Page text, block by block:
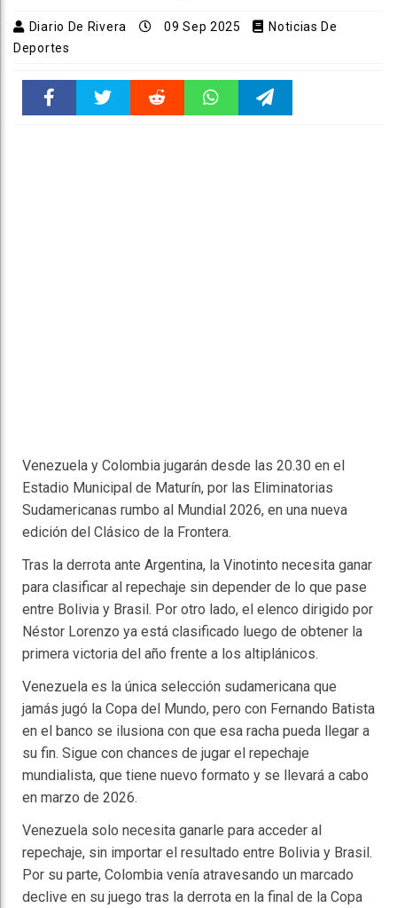
Diario De Rivera 09 Sep 2025
Noticias De
Deportes
Venezuela y Colombia jugarán desde las 20.30 en el
Estadio Municipal de Maturín, por las Eliminatorias
Sudamericanas rumbo al Mundial 2026, en una nueva
edición del Clásico de la Frontera.
Tras la derrota ante Argentina, la Vinotinto necesita ganar
para clasificar al repechaje sin depender de lo que pase
entre Bolivia y Brasil. Por otro lado, el elenco dirigido por
Néstor Lorenzo ya está clasificado luego de obtener la
primera victoria del año frente a los altiplánicos.
Venezuela es la única selección sudamericana que
jamás jugó la Copa del Mundo, pero con Fernando Batista
en el banco se ilusiona con que esa racha pueda llegar a
su fin. Sigue con chances de jugar el repechaje
mundialista, que tiene nuevo formato y se llevará a cabo
en marzo de 2026.
Venezuela solo necesita ganarle para acceder al
repechaje, sin importar el resultado entre Bolivia y Brasil.
Por su parte, Colombia venía atravesando un marcado
declive en su juego tras la derrota en la final de la Copa